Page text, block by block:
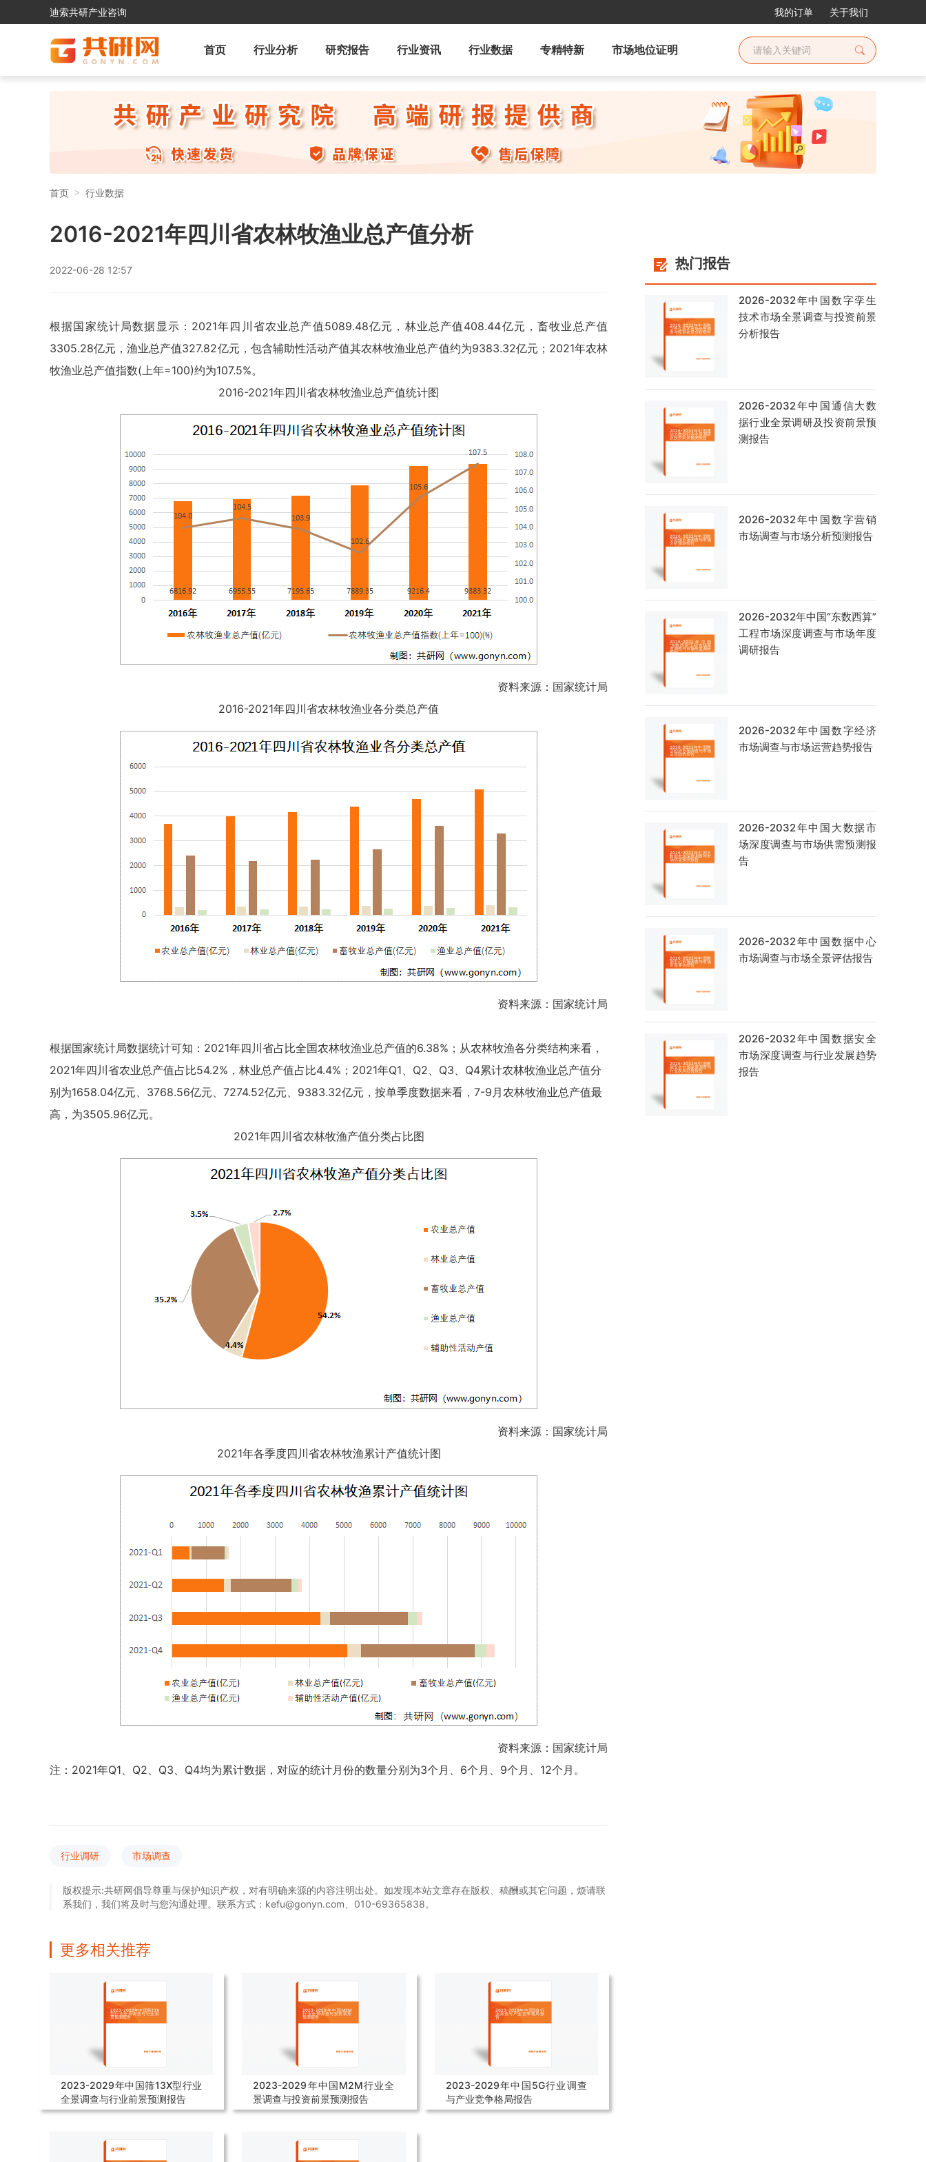
迪索共研产业咨询 我的订单 关于我们
首页 行业分析 研究报告 行业资讯 行业数据 专精特新 市场地位证明
首页 行业数据
2016-2021年四川省农林牧渔业总产值分析
2022-06-28 12:57
根据国家统计局数据显示：2021年四川省农业总产值5089.48亿元，林业总产值408.44亿元，畜牧业总产值
3305.28亿元，渔业总产值327.82亿元，包含辅助性活动产值其农林牧渔业总产值约为9383.32亿元；2021年农林
牧渔业总产值指数(上年=100)约为107.5%。
2016-2021年四川省农林牧渔业总产值统计图
资料来源：国家统计局
2016-2021年四川省农林牧渔业各分类总产值
资料来源：国家统计局
根据国家统计局数据统计可知：2021年四川省占比全国农林牧渔业总产值的6.38%；从农林牧渔各分类结构来看，
2021年四川省农业总产值占比54.2%，林业总产值占比4.4%；2021年Q1、Q2、Q3、Q4累计农林牧渔业总产值分
别为1658.04亿元、3768.56亿元、7274.52亿元、9383.32亿元，按单季度数据来看，7-9月农林牧渔业总产值最
高，为3505.96亿元。
2021年四川省农林牧渔产值分类占比图
资料来源：国家统计局
2021年各季度四川省农林牧渔累计产值统计图
资料来源：国家统计局
注：2021年Q1、Q2、Q3、Q4均为累计数据，对应的统计月份的数量分别为3个月、6个月、9个月、12个月。
行业调研 市场调查
版权提示:共研网倡导尊重与保护知识产权，对有明确来源的内容注明出处。如发现本站文章存在版权、稿酬或其它问题，烦请联
系我们，我们将及时与您沟通处理。联系方式：kefu@gonyn.com、010-69365838。
更多相关推荐
2023-2029年中国筛13X型行业
全景调查与行业前景预测报告
2023-2029年中国M2M行业全
景调查与投资前景预测报告
2023-2029年中国5G行业调查
与产业竞争格局报告
热门报告
2026-2032年中国数字孪生
技术市场全景调查与投资前景
分析报告
2026-2032年中国通信大数
据行业全景调研及投资前景预
测报告
2026-2032年中国数字营销
市场调查与市场分析预测报告
2026-2032年中国“东数西算”
工程市场深度调查与市场年度
调研报告
2026-2032年中国数字经济
市场调查与市场运营趋势报告
2026-2032年中国大数据市
场深度调查与市场供需预测报
告
2026-2032年中国数据中心
市场调查与市场全景评估报告
2026-2032年中国数据安全
市场深度调查与行业发展趋势
报告